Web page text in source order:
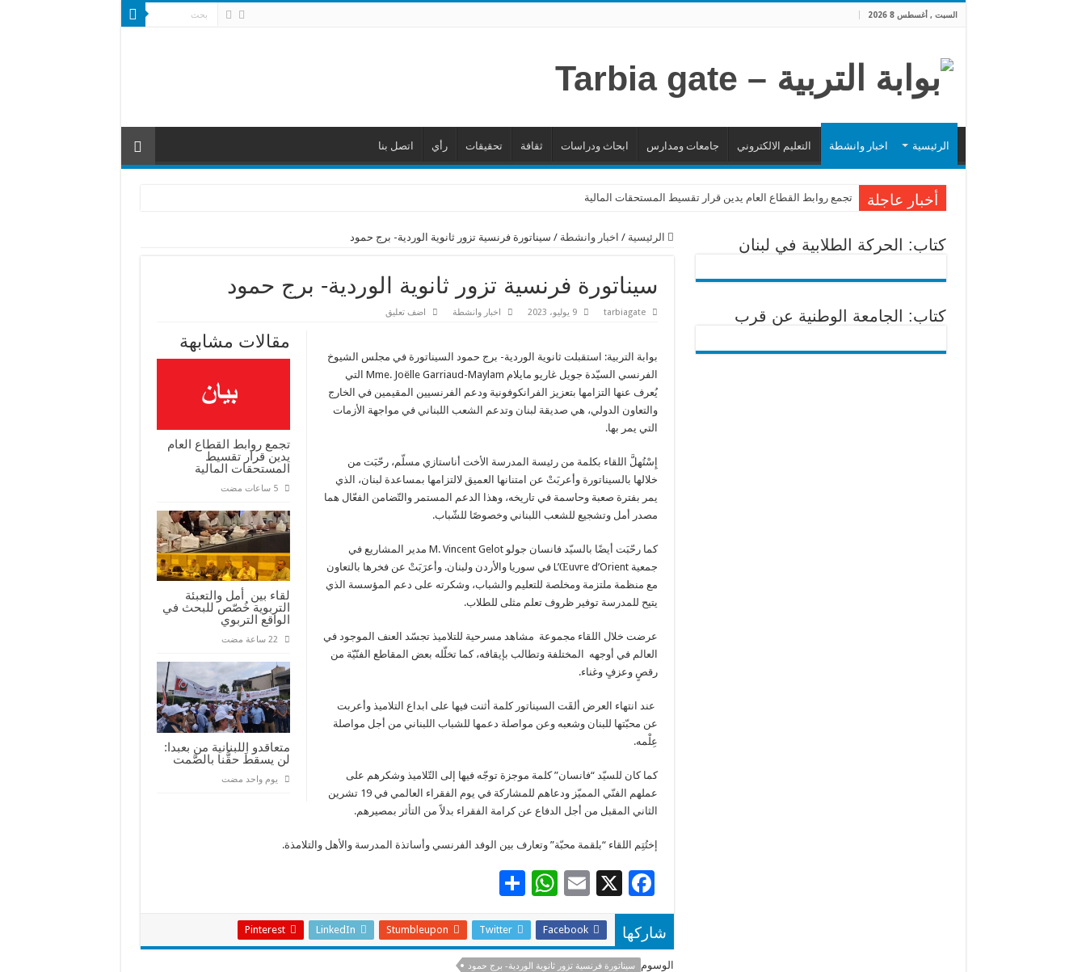
السبت , أغسطس 8 2026
الرئيسية اخبار وانشطة التعليم الالكتروني جامعات ومدارس ابحاث ودراسات ثقافة تحقيقات رأي اتصل بنا
أخبار عاجلة تجمع روابط القطاع العام يدين قرار تقسيط المستحقات المالية
الرئيسية / اخبار وانشطة / سيناتورة فرنسية تزور ثانوية الوردية- برج حمود
سيناتورة فرنسية تزور ثانوية الوردية- برج حمود
tarbiagate 9 يوليو، 2023 اخبار وانشطة اضف تعليق
مقالات مشابهة
تجمع روابط القطاع العام
يدين قرار تقسيط
المستحقات المالية
‏5 ساعات مضت
لقاء بين أمل والتعبئة
التربوية خُصّص للبحث في
الواقع التربوي
متعاقدو اللبنانية من بعبدا:
لن يسقطَ حقُّنا بالصَّمت
‏يوم واحد مضت
بوابة التربية: استقبلت ثانوية الوردية- برج حمود السيناتورة في مجلس الشيوخ
الفرنسي السيّدة جويل غاريو مايلام Mme. Joëlle Garriaud-Maylam التي
يُعرف عنها التزامها بتعزيز الفرانكوفونية ودعم الفرنسيين المقيمين في الخارج
والتعاون الدولي، هي صديقة لبنان وتدعم الشعب اللبناني في مواجهة الأزمات
التي يمر بها.
إِسْتُهلَّ اللقاء بكلمة من رئيسة المدرسة الأخت أناستازي مسلّم، رحّبَت من
خلالها بالسيناتورة وأعربَتْ عن امتنانها العميق لالتزامها بمساعدة لبنان، الذي
يمر بفترة صعبة وحاسمة في تاريخه، وهذا الدعم المستمر والتّضامن الفعّال هما
مصدر أمل وتشجيع للشعب اللبناني وخصوصًا للشّباب.
كما رحّبَت أيضًا بالسيّد فانسان جولو M. Vincent Gelot مدير المشاريع في
جمعية L’Œuvre d’Orient في سوريا والأردن ولبنان. وأعرَبَتْ عن فخرها بالتعاون
مع منظمة ملتزمة ومخلصة للتعليم والشباب، وشكرته على دعم المؤسسة الذي
يتيح للمدرسة توفير ظروف تعلم مثلى للطلاب.
عرضت خلال اللقاء مجموعة مشاهد مسرحية للتلاميذ تجسّد العنف الموجود في
العالم في أوجهه المختلفة وتطالب بإيقافه، كما تخلّله بعض المقاطع الفنّيّة من
رقصٍ وعزفٍ وغناء.
عند انتهاء العرض ألقَت السيناتور كلمة أثنت فيها على ابداع التلاميذ وأعربت
عن محبّتها للبنان وشعبه وعن مواصلة دعمها للشباب اللبناني من أجل مواصلة
عِلْمه.
كما كان للسيّد “فانسان” كلمة موجزة توجّه فيها إلى التّلاميذ وشكرهم على
عملهم الفنّي المميّز ودعاهم للمشاركة في يوم الفقراء العالمي في 19 تشرين
الثاني المقبل من أجل الدفاع عن كرامة الفقراء بدلاً من التأثر بمصيرهم.
إختُتِم اللقاء “بلقمة محبّة” وتعارف بين الوفد الفرنسي وأساتذة المدرسة والأهل والتلامذة.
F
ac
e
b
X
E
ai
l
W
at
sA
ar
e
شاركها Facebook
Twitter
Stumbleupon
LinkedIn
Pinterest
الوسوم سيناتورة فرنسية تزور ثانوية الوردية- برج حمود
كتاب: الحركة الطلابية في لبنان
كتاب: الجامعة الوطنية عن قرب